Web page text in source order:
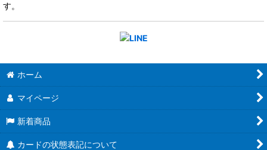
す。
ホーム
マイページ
新着商品
カードの状態表記について